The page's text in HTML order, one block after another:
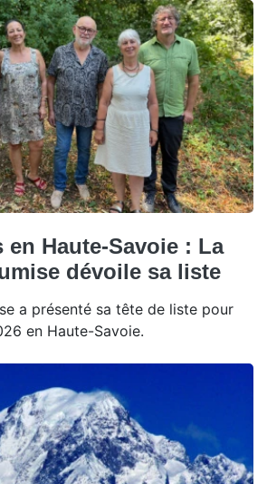
en Haute-Savoie : La
dévoile sa liste
a présenté sa tête de liste pour
en Haute-Savoie.